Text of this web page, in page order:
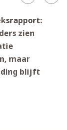
zien
maar
blijft